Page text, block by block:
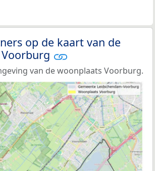
op de kaart van de
van de woonplaats Voorburg.